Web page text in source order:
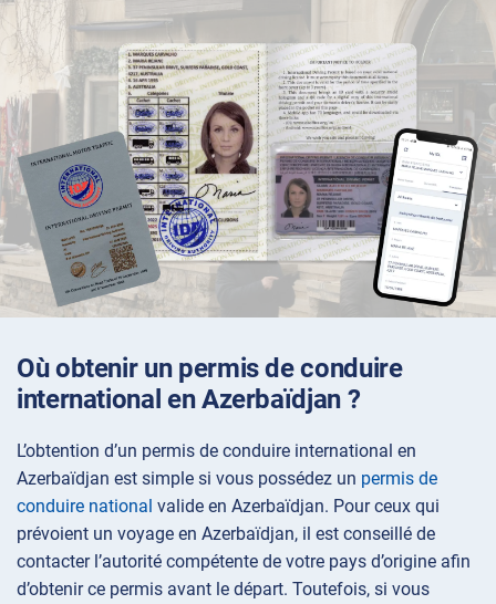
Où obtenir un permis de conduire
international en Azerbaïdjan ?
L’obtention d’un permis de conduire international en
Azerbaïdjan est simple si vous possédez un permis de
conduire national valide en Azerbaïdjan. Pour ceux qui
prévoient un voyage en Azerbaïdjan, il est conseillé de
contacter l’autorité compétente de votre pays d’origine afin
d’obtenir ce permis avant le départ. Toutefois, si vous